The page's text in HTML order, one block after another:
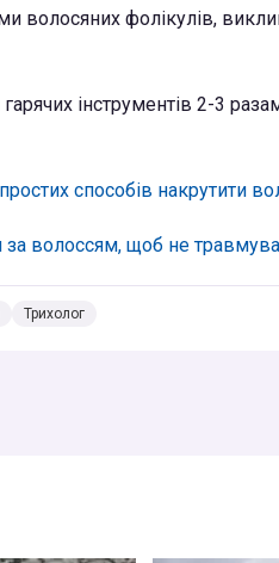
волосяних фолікулів,
інструментів 2-3
способів накрутити
за волоссям, щоб не
Трихолог